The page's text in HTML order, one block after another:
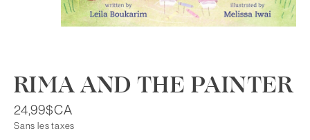
RIMA AND THE PAINTER
24,99$CA
Sans les taxes